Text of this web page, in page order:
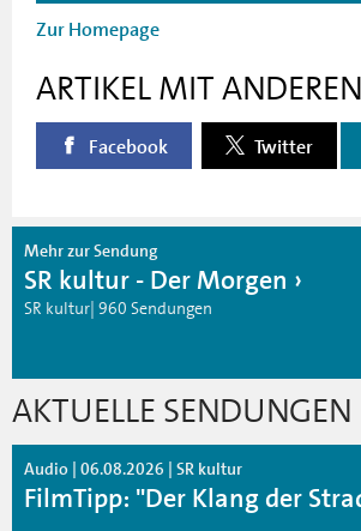
Zur Homepage
ARTIKEL MIT
Facebook Twitter
Mehr zur Sendung
SR kultur - Der Morgen
SR kultur| 960 Sendungen
AKTUELLE SENDUNGEN
Audio | 06.08.2026 | SR kultur
FilmTipp: "Der Klang der